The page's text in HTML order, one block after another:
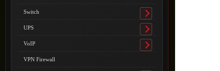
Switch
Toggle
submenu
UPS
Toggle
submenu
VoIP
Toggle
VPN Firewall